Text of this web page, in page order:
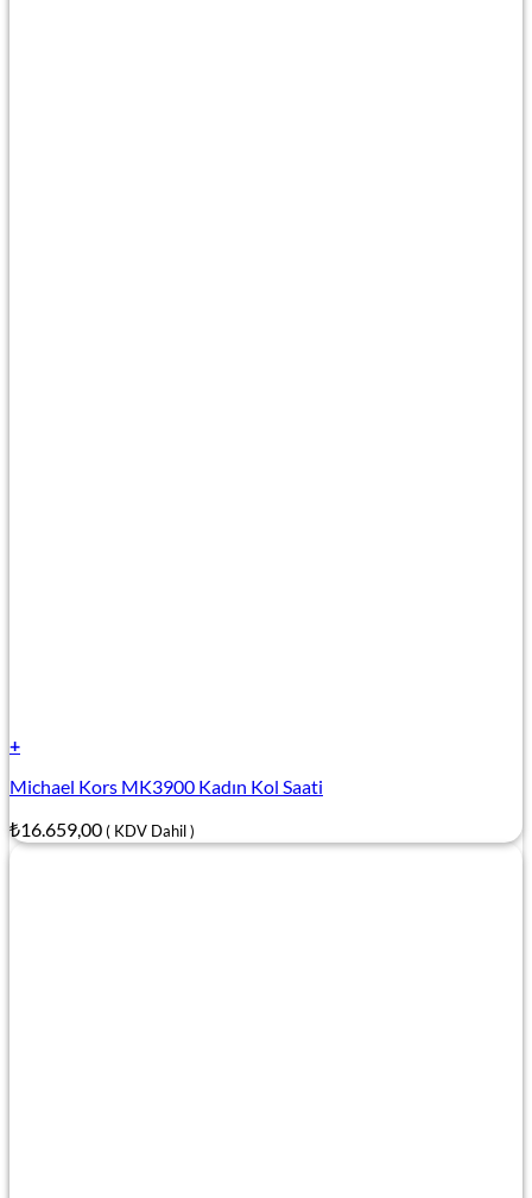
+
Michael Kors MK3900 Kadın Kol Saati
₺16.659,00( KDV Dahil )